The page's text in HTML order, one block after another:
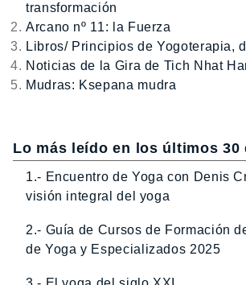
transformación
Arcano nº 11: la Fuerza
Libros/ Principios de Yogoterapia,
Noticias de la Gira de Tich Nhat
Mudras: Ksepana mudra
Lo más leído en los últimos 30
1.- Encuentro de Yoga con Denis
visión integral del yoga
2.- Guía de Cursos de Formación
de Yoga y Especializados 2025